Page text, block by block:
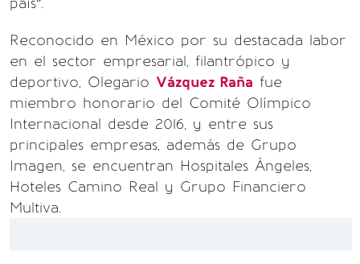
Reconocido en México por su destacada labor
en el sector empresarial, filantrópico y
deportivo, Olegario Vázquez Raña fue
miembro honorario del Comité Olímpico
Internacional desde 2016, y entre sus
principales empresas, además de Grupo
Imagen, se encuentran Hospitales Ángeles,
Hoteles Camino Real y Grupo Financiero
Multiva.